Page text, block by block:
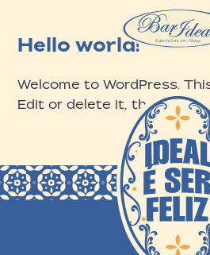
Hello world!
Welcome to WordPress.
Edit or delete it, then start